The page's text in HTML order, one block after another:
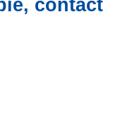
contact